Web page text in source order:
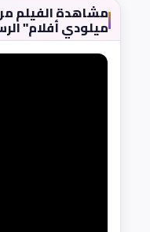
ميلودي أفلام"